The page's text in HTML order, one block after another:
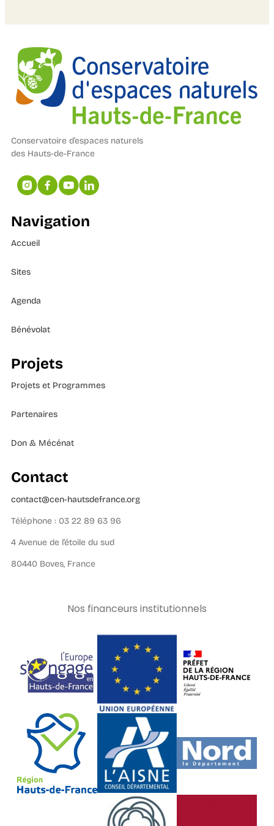
Conservatoire d’espaces naturels
des Hauts-de-France
Navigation
Accueil
Sites
Agenda
Bénévolat
Projets
Projets et Programmes
Partenaires
Don & Mécénat
Contact
contact@cen-hautsdefrance.org
Téléphone : 03 22 89 63 96
4 Avenue de l’étoile du sud
80440 Boves, France
Nos financeurs institutionnels